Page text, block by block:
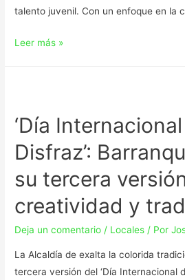
talento juvenil. Con un enfoque en la
Leer más »
‘Día
Disfraz’:
su tercera
creatividad y
Deja un comentario / Locales / Por
La Alcaldía de exalta la colorida
tercera versión del ‘Día Internacional